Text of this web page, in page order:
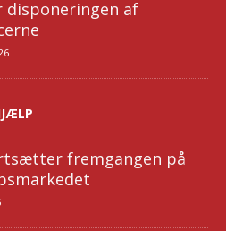
disponeringen af
fremgangen på